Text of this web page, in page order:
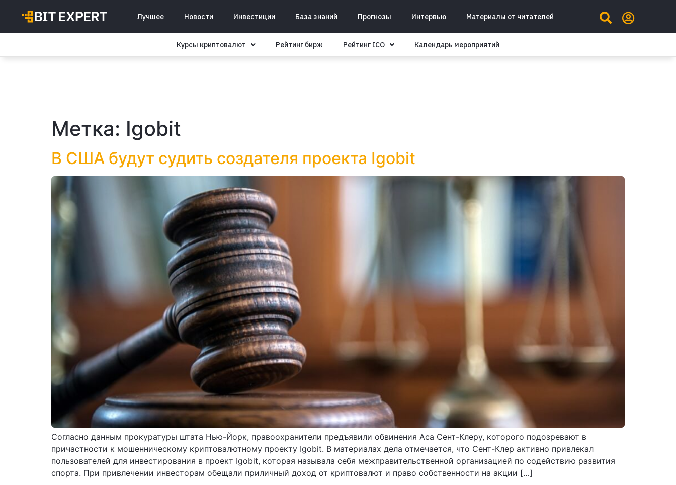
Лучшее Новости Инвестиции База знаний Прогнозы Интервью Материалы от читателей
Курсы криптовалют Рейтинг бирж Рейтинг ICO Календарь мероприятий
Метка: Igobit
В США будут судить создателя проекта Igobit
Согласно данным прокуратуры штата Нью-Йорк, правоохранители предъявили обвинения Аса Сент-Клеру, которого подозревают в
причастности к мошенническому криптовалютному проекту Igobit. В материалах дела отмечается, что Сент-Клер активно привлекал
пользователей для инвестирования в проект Igobit, которая называла себя межправительственной организацией по содействию развития
спорта. При привлечении инвесторам обещали приличный доход от криптовалют и право собственности на акции […]